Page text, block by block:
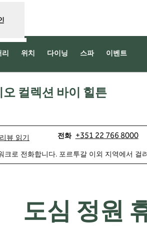
리 위치 다이닝 스파 이벤트
컬렉션 바이 힐튼
리뷰 읽기 전화
전화 +351 22 766 8000
크로 전화합니다. 포르투갈 이외 지역에서 걸
도심 정원